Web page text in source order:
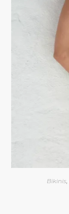
Bikinis,